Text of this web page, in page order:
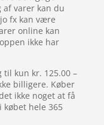
af varer kan du
fx kan være
online kan
ikke har
til kun kr. 125.00 –
billigere. Køber
ikke noget at få
hele 365